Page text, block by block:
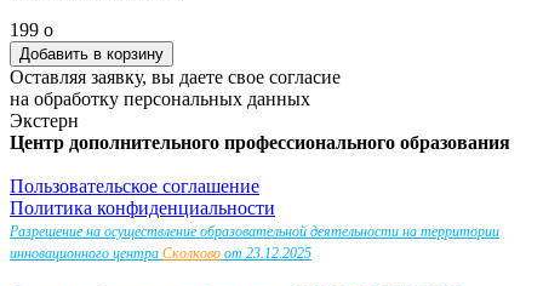
199 o
Оставляя заявку, вы даете свое согласие
на обработку персональных данных
Экстерн
Центр дополнительного профессионального образования
Пользовательское соглашение
Политика конфиденциальности
Разрешение на осуществление образовательной деятельности на территории
инновационного центра Сколково от 23.12.2025